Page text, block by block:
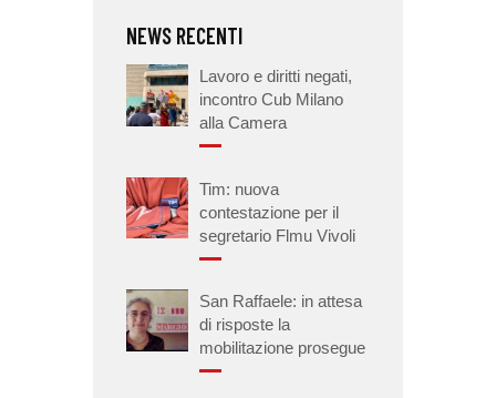
NEWS RECENTI
Lavoro e diritti negati,
incontro Cub Milano
alla Camera
Tim: nuova
contestazione per il
segretario Flmu Vivoli
San Raffaele: in attesa
di risposte la
mobilitazione prosegue